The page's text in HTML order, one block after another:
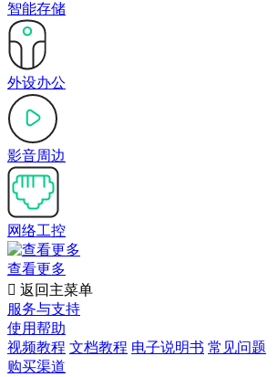
智能存储
外设办公
影音周边
网络工控
查看更多
 返回主菜单
服务与支持
使用帮助
视频教程 文档教程 电子说明书 常见问题
购买渠道